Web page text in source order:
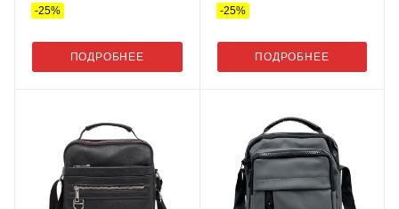
-25%
ПОДРОБНЕЕ
-25%
ПОДРОБНЕЕ